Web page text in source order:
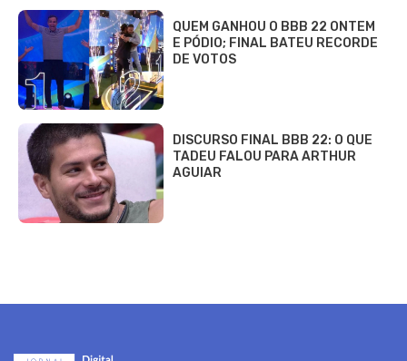
QUEM GANHOU O BBB 22 ONTEM
E PÓDIO; FINAL BATEU RECORDE
DE VOTOS
DISCURSO FINAL BBB 22: O QUE
TADEU FALOU PARA ARTHUR
AGUIAR